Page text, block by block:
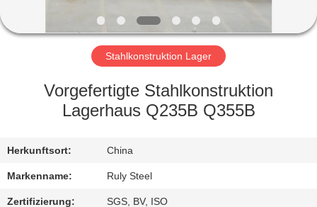
VR
SHOW
ÜBER
FABRIK-
AUSFLUG
Stahlkonstruktion Lager
Vorgefertigte Stahlkonstruktion
Lagerhaus Q235B Q355B
Herkunftsort: China
Markenname: Ruly Steel
Zertifizierung: SGS, BV, ISO